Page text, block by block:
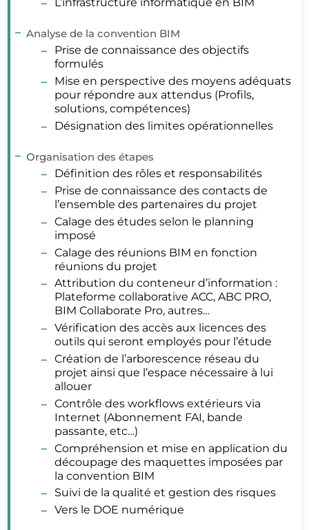
Analyse de la convention BIM
Prise de connaissance des objectifs
formulés
Mise en perspective des moyens adéquats
pour répondre aux attendus (Profils,
solutions, compétences)
Désignation des limites opérationnelles
Organisation des étapes
Définition des rôles et responsabilités
Prise de connaissance des contacts de
l’ensemble des partenaires du projet
Calage des études selon le planning
imposé
Calage des réunions BIM en fonction
réunions du projet
Attribution du conteneur d’information :
Plateforme collaborative ACC, ABC PRO,
BIM Collaborate Pro, autres…
Vérification des accès aux licences des
outils qui seront employés pour l’étude
Création de l’arborescence réseau du
projet ainsi que l’espace nécessaire à lui
allouer
Contrôle des workflows extérieurs via
Internet (Abonnement FAI, bande
passante, etc…)
Compréhension et mise en application du
découpage des maquettes imposées par
la convention BIM
Suivi de la qualité et gestion des risques
Vers le DOE numérique